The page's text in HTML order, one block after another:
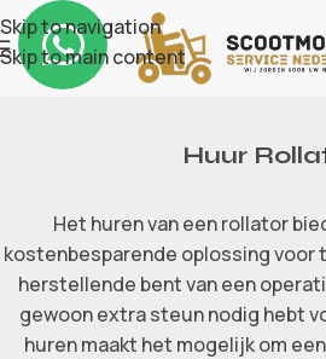
Skip to navigation
Skip to main content
Huur
Het huren van een rollator
kostenbesparende oplossing voor
herstellende bent van een
gewoon extra steun nodig hebt
huren maakt het mogelijk om